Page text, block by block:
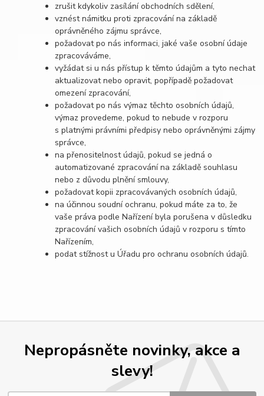
zrušit kdykoliv zasílání obchodních sdělení,
vznést námitku proti zpracování na základě
oprávněného zájmu správce,
požadovat po nás informaci, jaké vaše osobní údaje
zpracováváme,
vyžádat si u nás přístup k těmto údajům a tyto nechat
aktualizovat nebo opravit, popřípadě požadovat
omezení zpracování,
požadovat po nás výmaz těchto osobních údajů,
výmaz provedeme, pokud to nebude v rozporu
s platnými právními předpisy nebo oprávněnými zájmy
správce,
na přenositelnost údajů, pokud se jedná o
automatizované zpracování na základě souhlasu
nebo z důvodu plnění smlouvy,
požadovat kopii zpracovávaných osobních údajů,
na účinnou soudní ochranu, pokud máte za to, že
vaše práva podle Nařízení byla porušena v důsledku
zpracování vašich osobních údajů v rozporu s tímto
Nařízením,
podat stížnost u Úřadu pro ochranu osobních údajů.
Nepropásněte novinky, akce a
slevy!